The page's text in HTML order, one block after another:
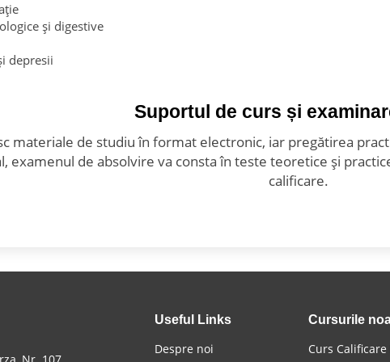
și digestive
depresii
Suportul de curs și
materiale de studiu în format electronic, iar pregătirea
examenul de absolvire va consta în teste teoretice și
calificare.
Useful Links
Despre noi
Cursurile
Curs